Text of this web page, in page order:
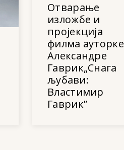
Отварање
изложбе и
пројекција
филма ауторке
Александре
Гаврик„Снага
љубави:
Властимир
Гаврик”